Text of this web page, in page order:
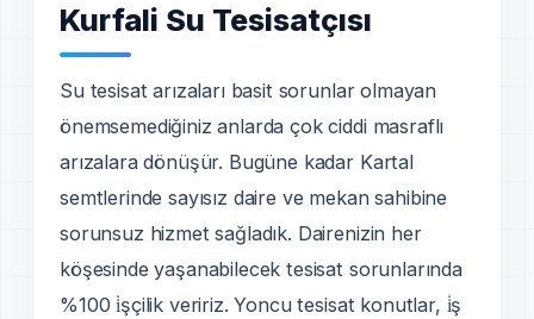
Kurfali Su Tesisatçısı
Su tesisat arızaları basit sorunlar olmayan
önemsemediğiniz anlarda çok ciddi masraflı
arızalara dönüşür. Bugüne kadar Kartal
semtlerinde sayısız daire ve mekan sahibine
sorunsuz hizmet sağladık. Dairenizin her
köşesinde yaşanabilecek tesisat sorunlarında
%100 i̇şçilik veririz. Yoncu tesisat konutlar, i̇ş